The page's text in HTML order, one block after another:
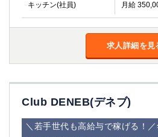
キッチン(社員) 月給
求人詳細を見
Club DENEB(デネブ)
＼若手世代も高給与で稼げる！
荻窪
浅草
幡ヶ谷
小岩
五井
神奈川県